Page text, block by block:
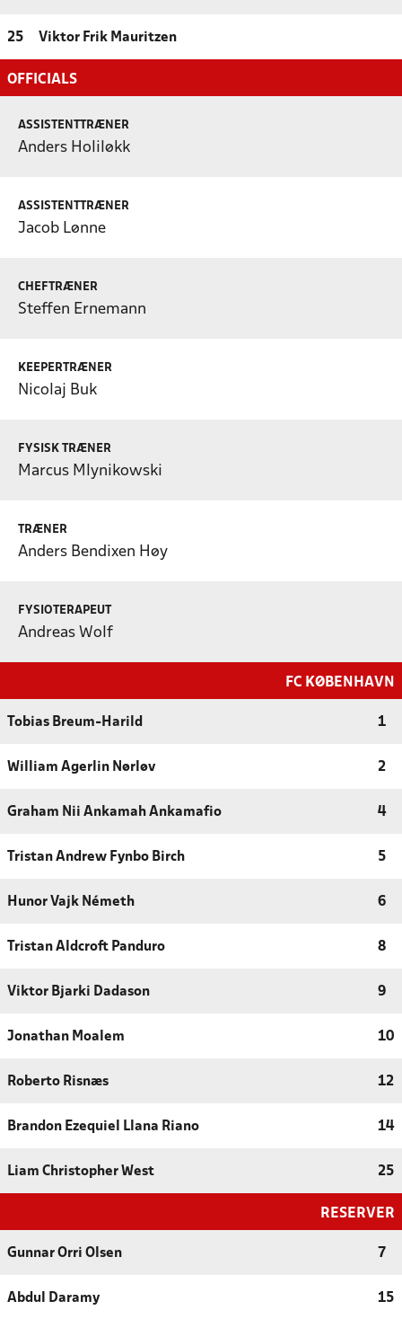
25 Viktor Frik Mauritzen
OFFICIALS
ASSISTENTTRÆNER
Anders Holiløkk
ASSISTENTTRÆNER
Jacob Lønne
CHEFTRÆNER
Steffen Ernemann
KEEPERTRÆNER
Nicolaj Buk
FYSISK TRÆNER
Marcus Mlynikowski
TRÆNER
Anders Bendixen Høy
FYSIOTERAPEUT
Andreas Wolf
FC KØBENHAVN
Tobias Breum-Harild 1
William Agerlin Nørløv 2
Graham Nii Ankamah Ankamafio 4
Tristan Andrew Fynbo Birch 5
Hunor Vajk Németh 6
Tristan Aldcroft Panduro 8
Viktor Bjarki Dadason 9
Jonathan Moalem 10
Roberto Risnæs 12
Brandon Ezequiel Llana Riano 14
Liam Christopher West 25
RESERVER
Gunnar Orri Olsen 7
Abdul Daramy 15